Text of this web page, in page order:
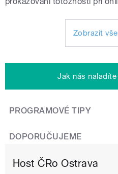
Zobrazit
Jak nás
PROGRAMOVÉ TIPY
DOPORUČUJEME
Host ČRo Ostrava